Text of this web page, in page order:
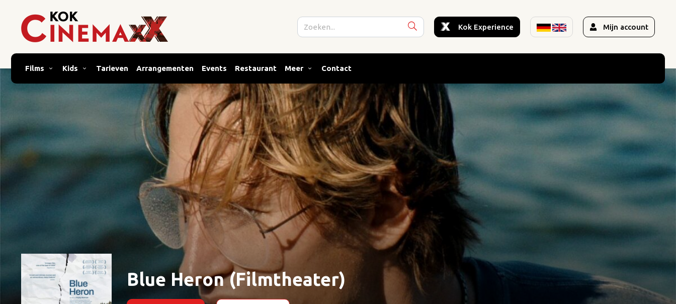
Kok Experience Mijn account
Films Kids Tarieven Arrangementen Events Restaurant Meer Contact
Blue Heron (Filmtheater)